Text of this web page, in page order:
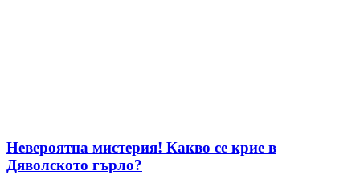
Невероятна мистерия! Какво се крие в
Дяволското гърло?